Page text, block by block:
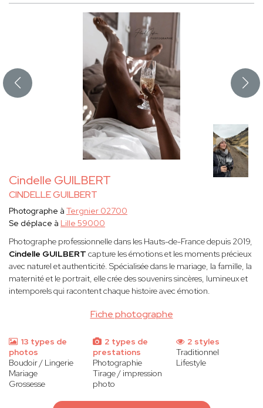
Cindelle GUILBERT
CINDELLE GUILBERT
Fiche photographe
Photographe à Tergnier 02700
Se déplace à Lille 59000
Photographe professionnelle dans les Hauts-de-France depuis 2019,
Cindelle GUILBERT capture les émotions et les moments précieux
avec naturel et authenticité. Spécialisée dans le mariage, la famille, la
maternité et le portrait, elle crée des souvenirs sincères, lumineux et
intemporels qui racontent chaque histoire avec émotion.
13 types de
photos
Boudoir / Lingerie
Mariage
Grossesse
2 types de
prestations
Photographie
Tirage / impression
photo
2 styles
Traditionnel
Lifestyle